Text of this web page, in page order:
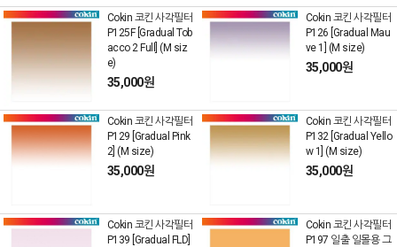
Cokin 코킨 사각필터
P125F [Gradual Tob
acco 2 Full] (M siz
e)
35,000원
Cokin 코킨 사각필터
P126 [Gradual Mau
ve 1] (M size)
35,000원
Cokin 코킨 사각필터
P129 [Gradual Pink
2] (M size)
35,000원
Cokin 코킨 사각필터
P132 [Gradual Yello
w 1] (M size)
35,000원
Cokin 코킨 사각필터
P139 [Gradual FLD]
Cokin 코킨 사각필터
P197 일출 일몰용 그